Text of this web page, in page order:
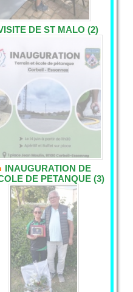
DE ST MALO (2)
INAUGURATION DE
DE PETANQUE (3)